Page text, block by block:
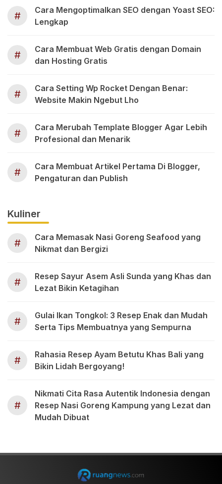
#
Cara Mengoptimalkan SEO dengan Yoast SEO:
Lengkap
#
Cara Membuat Web Gratis dengan Domain
dan Hosting Gratis
#
Cara Setting Wp Rocket Dengan Benar:
Website Makin Ngebut Lho
#
Cara Merubah Template Blogger Agar Lebih
Profesional dan Menarik
#
Cara Membuat Artikel Pertama Di Blogger,
Pengaturan dan Publish
Kuliner
#
Cara Memasak Nasi Goreng Seafood yang
Nikmat dan Bergizi
#
Resep Sayur Asem Asli Sunda yang Khas dan
Lezat Bikin Ketagihan
#
Gulai Ikan Tongkol: 3 Resep Enak dan Mudah
Serta Tips Membuatnya yang Sempurna
#
Rahasia Resep Ayam Betutu Khas Bali yang
Bikin Lidah Bergoyang!
#
Nikmati Cita Rasa Autentik Indonesia dengan
Resep Nasi Goreng Kampung yang Lezat dan
Mudah Dibuat